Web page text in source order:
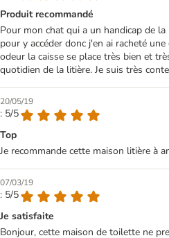
Produit recommandé
Pour mon chat qui a un handicap de
pour y accéder donc j'en ai racheté
odeur la caisse se place très bien et
quotidien de la litière. Je suis très
20/05/19
: 5/5
Top
Je recommande cette maison litière à
07/03/19
: 5/5
Je satisfaite
Bonjour, cette maison de toilette ne